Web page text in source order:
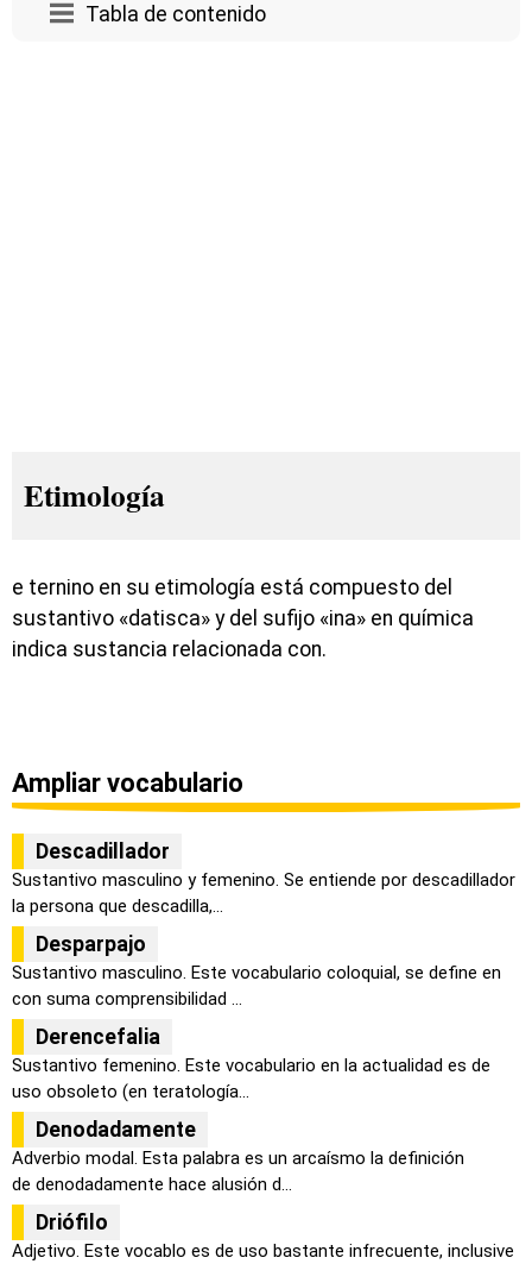
Tabla de contenido
Etimología
e ternino en su etimología está compuesto del
sustantivo «datisca» y del sufijo «ina» en química
indica sustancia relacionada con.
Ampliar vocabulario
Descadillador
Sustantivo masculino y femenino. Se entiende por descadillador
la persona que descadilla,...
Desparpajo
Sustantivo masculino. Este vocabulario coloquial, se define en
con suma comprensibilidad ...
Derencefalia
Sustantivo femenino. Este vocabulario en la actualidad es de
uso obsoleto (en teratología...
Denodadamente
Adverbio modal. Esta palabra es un arcaísmo la definición
de denodadamente hace alusión d...
Driófilo
Adjetivo. Este vocablo es de uso bastante infrecuente, inclusive